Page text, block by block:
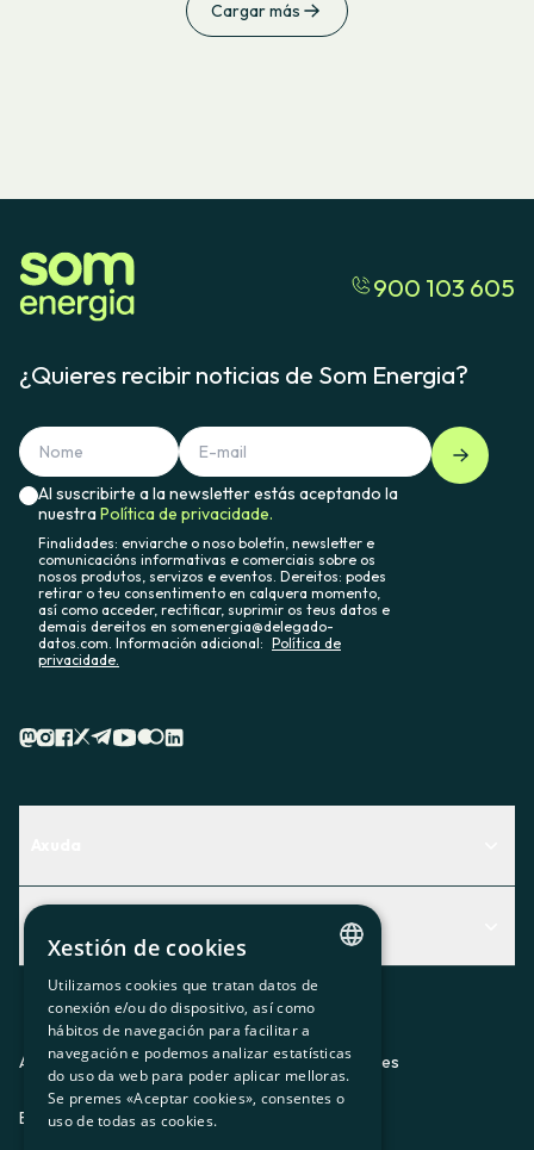
Cargar más
900 103 605
¿Quieres recibir noticias de Som Energia?
Al suscribirte a la newsletter estás aceptando la
nuestraPolítica de privacidade.
Finalidades: enviarche o noso boletín, newsletter e
comunicacións informativas e comerciais sobre os
nosos produtos, servizos e eventos. Dereitos: podes
retirar o teu consentimento en calquera momento,
así como acceder, rectificar, suprimir os teus datos e
demais dereitos en somenergia@delegado-
datos.com. Información adicional: Política de
privacidade.
Descubre qué servicio te encaja mejor
Contacto
Actualidad
O recuncho da socia
Prensa
Trabaja con nosotros
Aviso legalPolítica de privacidadPolítica de cookies
ES CAGLEU
CATALAN
SPANISH
GL
Xestión de cookies
Utilizamos cookies que tratan datos de
conexión e/ou do dispositivo, así como
hábitos de navegación para facilitar a
navegación e podemos analizar estatísticas
do uso da web para poder aplicar melloras.
Se premes «Aceptar cookies», consentes o
uso de todas as cookies.